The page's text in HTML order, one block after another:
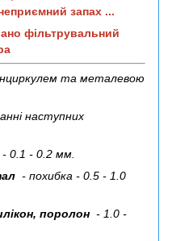
запах ...
фільтрувальний
та металевою
наступних
- 0.1 - 0.2 мм.
- похибка - 0.5 - 1.0
поролон - 1.0 -